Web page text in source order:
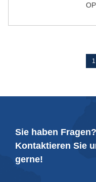
1
Sie haben Fragen?
Kontaktieren Sie
gerne!